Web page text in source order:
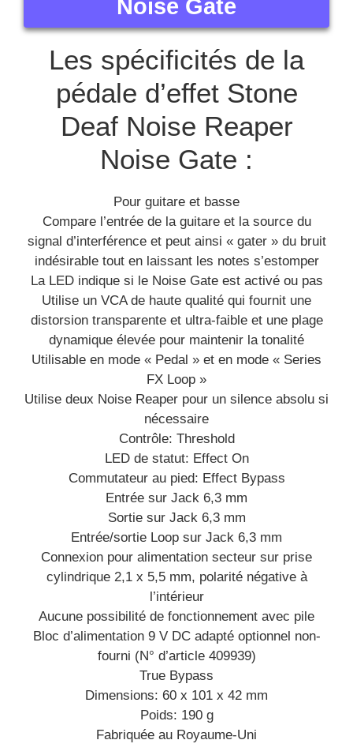
Noise Gate
Les spécificités de la
pédale d’effet Stone
Deaf Noise Reaper
Noise Gate :
Pour guitare et basse
Compare l’entrée de la guitare et la source du
signal d’interférence et peut ainsi « gater » du bruit
indésirable tout en laissant les notes s’estomper
La LED indique si le Noise Gate est activé ou pas
Utilise un VCA de haute qualité qui fournit une
distorsion transparente et ultra-faible et une plage
dynamique élevée pour maintenir la tonalité
Utilisable en mode « Pedal » et en mode « Series
FX Loop »
Utilise deux Noise Reaper pour un silence absolu si
nécessaire
Contrôle: Threshold
LED de statut: Effect On
Commutateur au pied: Effect Bypass
Entrée sur Jack 6,3 mm
Sortie sur Jack 6,3 mm
Entrée/sortie Loop sur Jack 6,3 mm
Connexion pour alimentation secteur sur prise
cylindrique 2,1 x 5,5 mm, polarité négative à
l’intérieur
Aucune possibilité de fonctionnement avec pile
Bloc d’alimentation 9 V DC adapté optionnel non-
fourni (N° d’article 409939)
True Bypass
Dimensions: 60 x 101 x 42 mm
Poids: 190 g
Fabriquée au Royaume-Uni